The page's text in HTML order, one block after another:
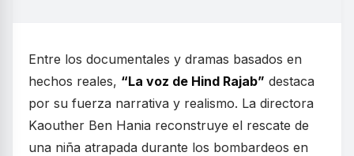
Entre los documentales y dramas basados en
hechos reales, “La voz de Hind Rajab” destaca
por su fuerza narrativa y realismo. La directora
Kaouther Ben Hania reconstruye el rescate de
una niña atrapada durante los bombardeos en